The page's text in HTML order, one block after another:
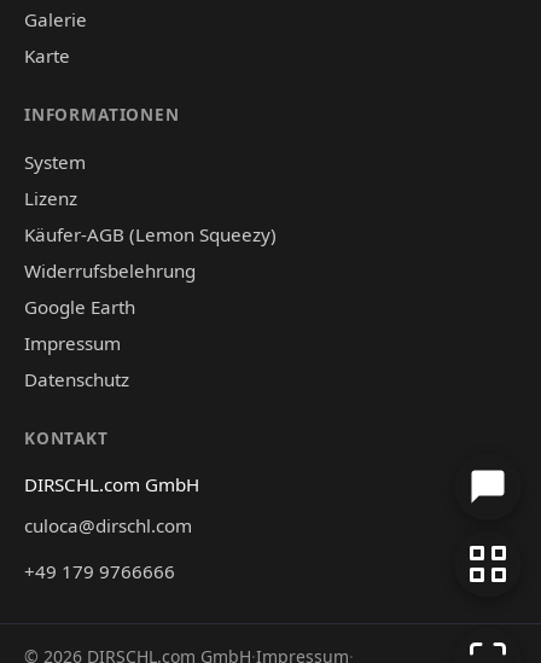
Galerie
Karte
INFORMATIONEN
System
Lizenz
Käufer-AGB (Lemon Squeezy)
Widerrufsbelehrung
Google Earth
Impressum
Datenschutz
KONTAKT
DIRSCHL.com GmbH
culoca@dirschl.com
+49 179 9766666
© 2026 DIRSCHL.com GmbH·Impressum·